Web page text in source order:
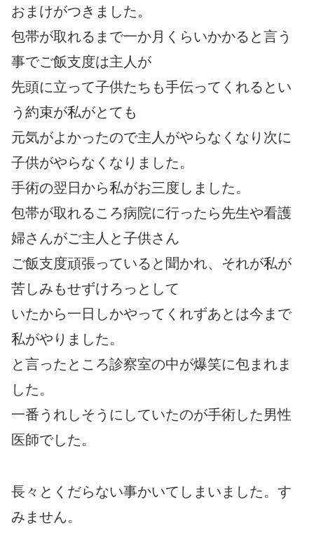
おまけがつきました。
包帯が取れるまで一か月くらいかかると言う
事でご飯支度は主人が
先頭に立って子供たちも手伝ってくれるとい
う約束が私がとても
元気がよかったので主人がやらなくなり次に
子供がやらなくなりました。
手術の翌日から私がお三度しました。
包帯が取れるころ病院に行ったら先生や看護
婦さんがご主人と子供さん
ご飯支度頑張っていると聞かれ、それが私が
苦しみもせずけろっとして
いたから一日しかやってくれずあとは今まで
私がやりました。
と言ったところ診察室の中が爆笑に包まれま
した。
一番うれしそうにしていたのが手術した男性
医師でした。
長々とくだらない事かいてしまいました。す
みません。